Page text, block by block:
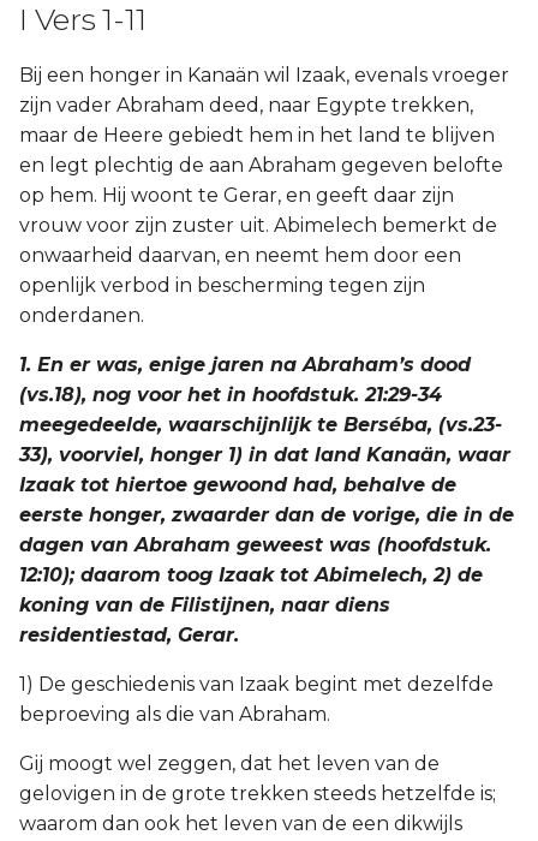
1 Korinthe
2 Korinthe
Galaten
Éfeze
Kolossenzen
1 Thessalonicenzen
2 Thessalonicenzen
1 Timótheüs
2 Timótheüs
Titus
Filémon
Hebreeën
I Vers 1-11
Bij een honger in Kanaän wil Izaak, evenals vroeger
zijn vader Abraham deed, naar Egypte trekken,
maar de Heere gebiedt hem in het land te blijven
en legt plechtig de aan Abraham gegeven belofte
op hem. Hij woont te Gerar, en geeft daar zijn
vrouw voor zijn zuster uit. Abimelech bemerkt de
onwaarheid daarvan, en neemt hem door een
openlijk verbod in bescherming tegen zijn
onderdanen.
1. En er was, enige jaren na Abraham’s dood
(vs.18), nog voor het in hoofdstuk. 21:29-34
meegedeelde, waarschijnlijk te Berséba, (vs.23-
33), voorviel, honger 1) in dat land Kanaän, waar
Izaak tot hiertoe gewoond had, behalve de
eerste honger, zwaarder dan de vorige, die in de
dagen van Abraham geweest was (hoofdstuk.
12:10); daarom toog Izaak tot Abimelech, 2) de
koning van de Filistijnen, naar diens
residentiestad, Gerar.
1) De geschiedenis van Izaak begint met dezelfde
beproeving als die van Abraham.
Gij moogt wel zeggen, dat het leven van de
gelovigen in de grote trekken steeds hetzelfde is;
waarom dan ook het leven van de een dikwijls